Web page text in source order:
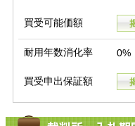
買受可能価額
耐用年数消化率 0%
買受申出保証額